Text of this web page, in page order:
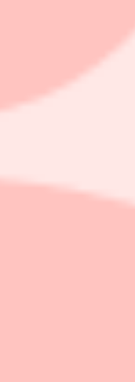
kronor före
62,15 kronor.